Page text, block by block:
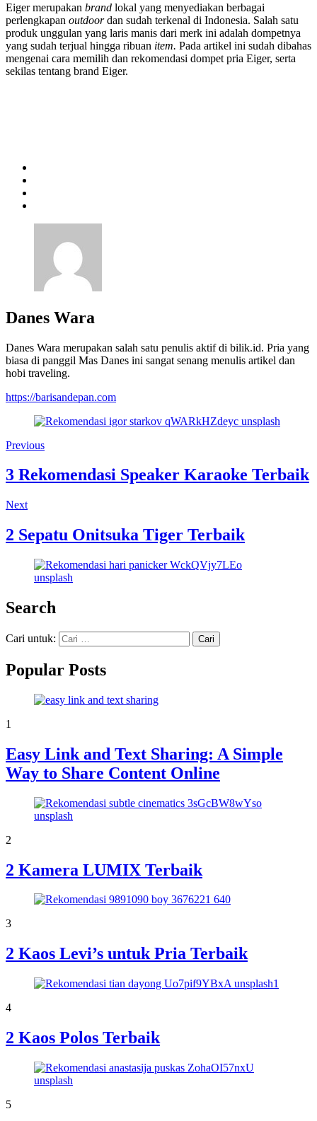
Eiger merupakan brand lokal yang menyediakan berbagai
perlengkapan outdoordan sudah terkenal di Indonesia. Salah satu
produk unggulan yang laris manis dari merk ini adalah dompetnya
yang sudah terjual hingga ribuan item. Pada artikel ini sudah dibahas
mengenai cara memilih dan rekomendasi dompet pria Eiger, serta
sekilas tentang brand Eiger.
Danes Wara
Danes Wara merupakan salah satu penulis aktif di bilik.id. Pria yang
biasa di panggil Mas Danes ini sangat senang menulis artikel dan
hobi traveling.
https://barisandepan.com
Previous
3 Rekomendasi Speaker Karaoke Terbaik
Next
2 Sepatu Onitsuka Tiger Terbaik
Search
Cari untuk:
Popular Posts
1
Easy Link and Text Sharing: A Simple
Way to Share Content Online
2
2 Kamera LUMIX Terbaik
3
2 Kaos Levi’s untuk Pria Terbaik
4
2 Kaos Polos Terbaik
5